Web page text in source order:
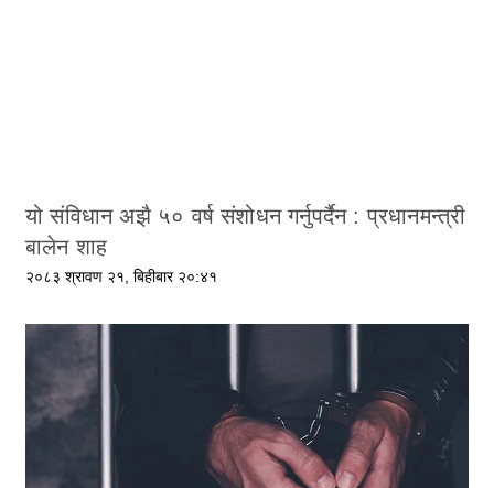
यो संविधान अझै ५० वर्ष संशोधन गर्नुपर्दैन : प्रधानमन्त्री
बालेन शाह
२०८३ श्रावण २१, बिहीबार २०:४१